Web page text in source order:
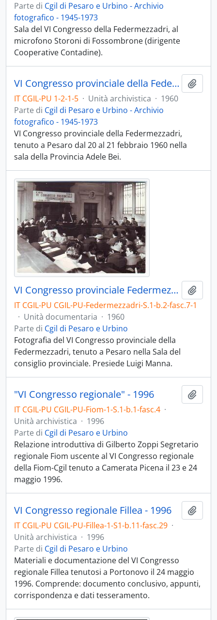
Parte di Cgil di Pesaro e Urbino - Archivio
fotografico - 1945-1973
Sala del VI Congresso della Federmezzadri, al
microfono Storoni di Fossombrone (dirigente
Cooperative Contadine).
VI Congresso provinciale della Federmezzadri - Pesaro 20 - 21 feb.1960
IT CGIL-PU 1-2-1-5 · Unità archivistica · 1960
Parte di Cgil di Pesaro e Urbino - Archivio
fotografico - 1945-1973
VI Congresso provinciale della Federmezzadri,
tenuto a Pesaro dal 20 al 21 febbraio 1960 nella
sala della Provincia Adele Bei.
VI Congresso provinciale Federmezzadri - 1960
IT CGIL-PU CGIL-PU-Federmezzadri-S.1-b.2-fasc.7-1
· Unità documentaria · 1960
Parte di Cgil di Pesaro e Urbino
Fotografia del VI Congresso provinciale della
Federmezzadri, tenuto a Pesaro nella Sala del
consiglio provinciale. Presiede Luigi Manna.
"VI Congresso regionale" - 1996
IT CGIL-PU CGIL-PU-Fiom-1-S.1-b.1-fasc.4 ·
Unità archivistica · 1996
Parte di Cgil di Pesaro e Urbino
Relazione introduttiva di Gilberto Zoppi Segretario
regionale Fiom uscente al VI Congresso regionale
della Fiom-Cgil tenuto a Camerata Picena il 23 e 24
maggio 1996.
VI Congresso regionale Fillea - 1996
IT CGIL-PU CGIL-PU-Fillea-1-S1-b.11-fasc.29 ·
Unità archivistica · 1996
Parte di Cgil di Pesaro e Urbino
Materiali e documentazione del VI Congresso
regionale Fillea tenutosi a Portonovo il 24 maggio
1996. Comprende: documento conclusivo, appunti,
corrispondenza e dati tesseramento.